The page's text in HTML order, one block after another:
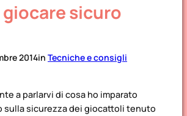
giocare sicuro
2014in Tecniche e consigli
a parlarvi di cosa ho imparato
sulla sicurezza dei giocattoli tenuto